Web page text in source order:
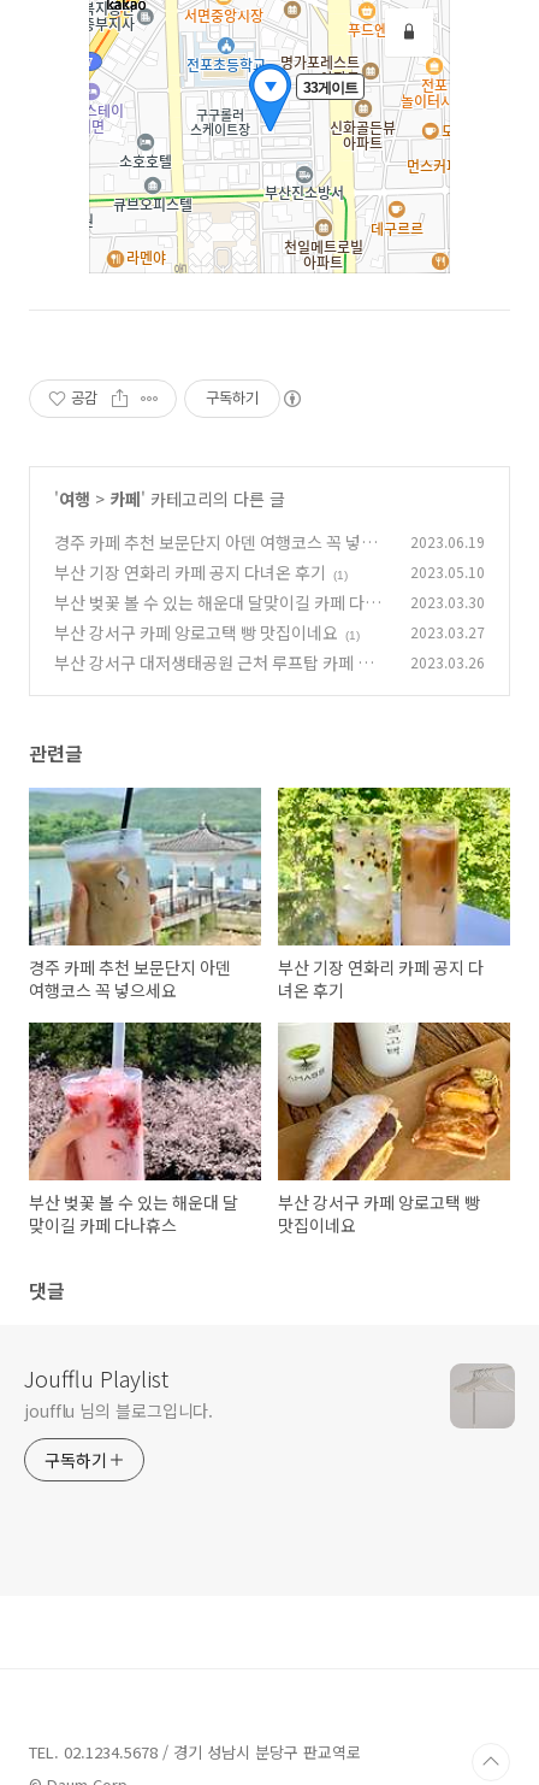
공감 구독하기
'여행 > 카페' 카테고리의 다른 글
경주 카페 추천 보문단지 아덴 여행코스 꼭 넣으
세요 (0)
2023.06.19
부산 기장 연화리 카페 공지 다녀온 후기 (1) 2023.05.10
부산 벚꽃 볼 수 있는 해운대 달맞이길 카페 다나
휴스 (1)
2023.03.30
부산 강서구 카페 앙로고택 빵 맛집이네요 (1) 2023.03.27
부산 강서구 대저생태공원 근처 루프탑 카페 벨렘
2023.03.26
관련글
경주 카페 추천 보문단지 아덴
여행코스 꼭 넣으세요
부산 기장 연화리 카페 공지 다
녀온 후기
부산 벚꽃 볼 수 있는 해운대 달
맞이길 카페 다나휴스
부산 강서구 카페 앙로고택 빵
맛집이네요
댓글
Joufflu Playlist
joufflu 님의 블로그입니다.
구독하기
TEL. 02.1234.5678 / 경기 성남시 분당구 판교역로